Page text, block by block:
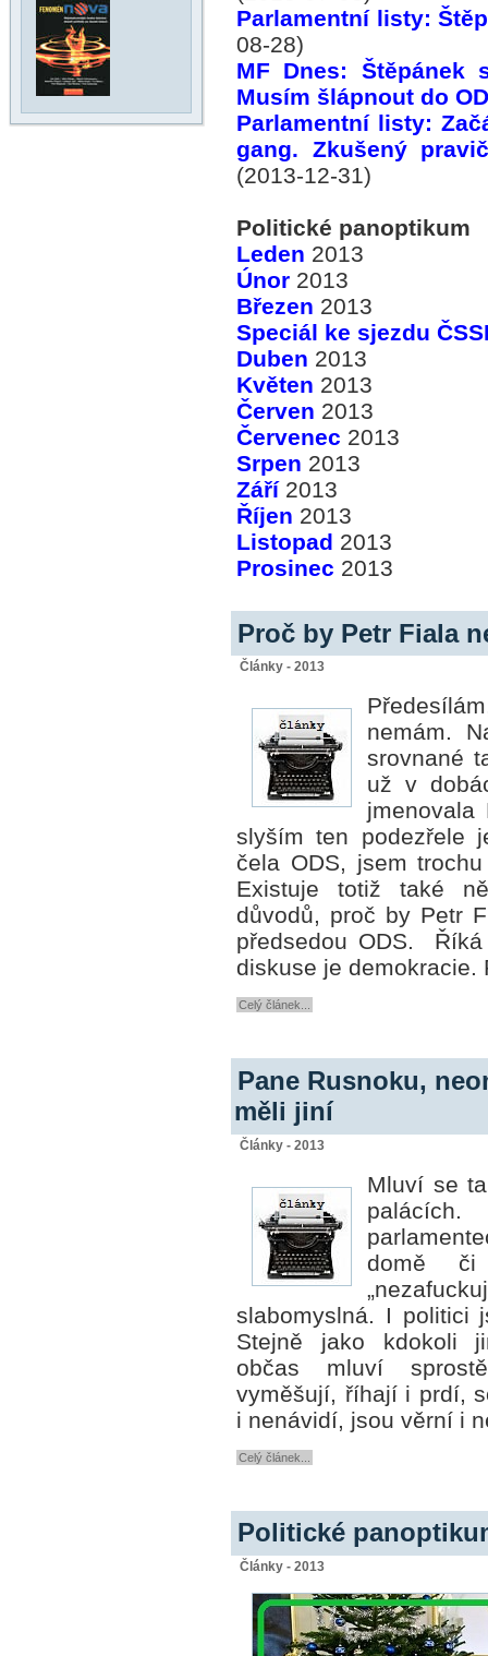
Parlamentní listy:
08-28)
MF Dnes:
Musím šlápnout do
Parlamentní listy:
gang. Zkušený
(2013-12-31)
Politické panoptikum
Leden 2013
Únor 2013
Březen 2013
Speciál ke sjezdu
Duben 2013
Květen 2013
Červen 2013
Červenec 2013
Srpen 2013
Září2013
Říjen 2013
Listopad 2013
Prosinec 2013
Proč by Petr Fiala
Články - 2013
nemám.
srovnané
už v
jmenovala
slyším ten podezřele
čela ODS, jsem
Existuje totiž také
důvodů, proč by Petr
předsedou ODS.
diskuse je
Celý článek...
Pane Rusnoku,
měli jiní
Články - 2013
Mluví se
domě či
slabomyslná. I politici
Stejně jako kdokoli
občas mluví
vyměšují, říhají i prdí,
i nenávidí, jsou věrní i
Celý článek...
Politické
Články - 2013